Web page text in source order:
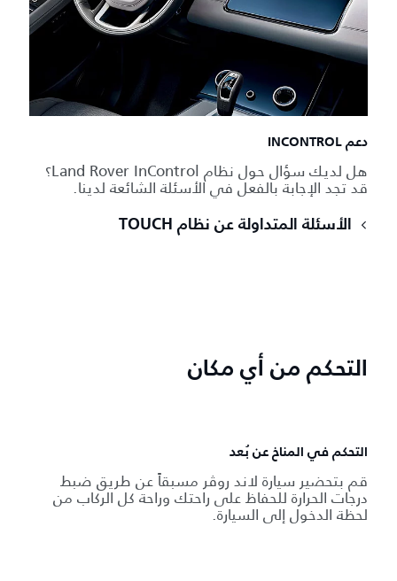
دعم INCONTROL
هل لديك سؤال حول نظام Land Rover InControl؟
قد تجد الإجابة بالفعل في الأسئلة الشائعة لدينا.
الأسئلة المتداولة عن نظام TOUCH
التحكم من أي مكان
التحكم في المناخ عن بُعد
قم بتحضير سيارة لاند روڤر مسبقاً عن طريق ضبط
درجات الحرارة للحفاظ على راحتك وراحة كل الركاب من
لحظة الدخول إلى السيارة.